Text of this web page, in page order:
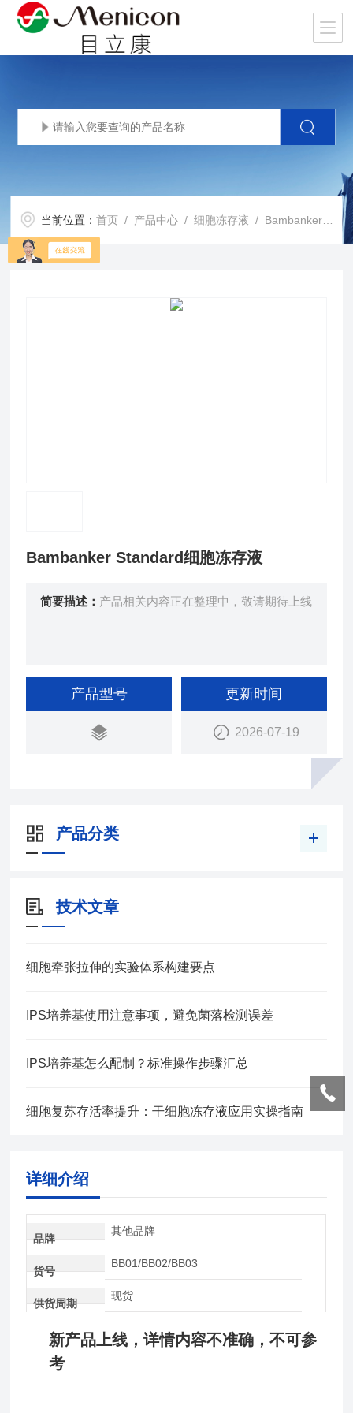
当前位置：首页 / 产品中心 /细胞冻存液 / Bambanker Standard
Bambanker Standard细胞冻存液
简要描述： 产品相关内容正在整理中，敬请期待上线
产品型号 更新时间
2026-07-19
产品分类
技术文章
细胞牵张拉伸的实验体系构建要点
IPS培养基使用注意事项，避免菌落检测误差
IPS培养基怎么配制？标准操作步骤汇总
细胞复苏存活率提升：干细胞冻存液应用实操指南
详细介绍
品牌
其他品牌
货号
BB01/BB02/BB03
供货周期
现货
新产品上线，详情内容不准确，不可参
考